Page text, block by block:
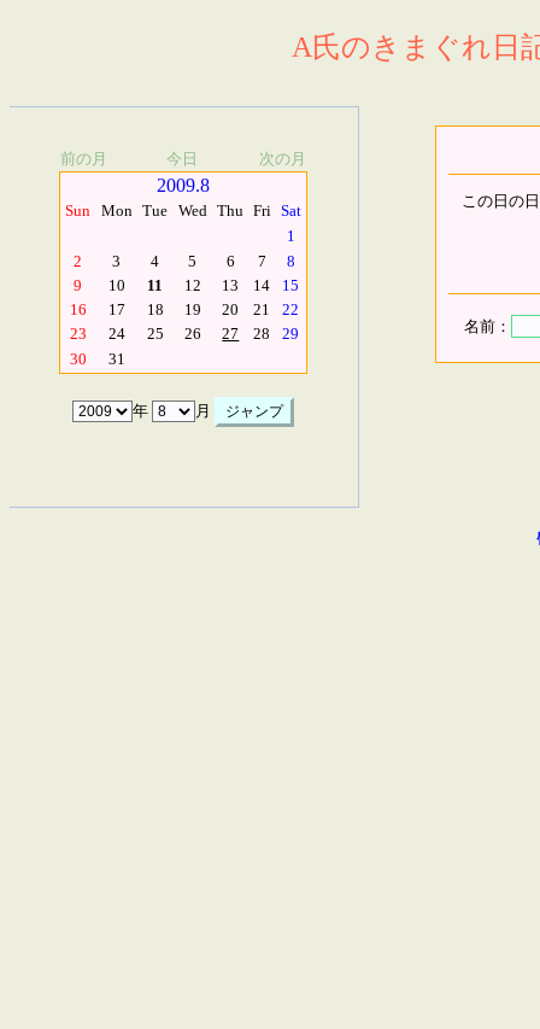
A氏のきまぐれ日
前の月 今日 次の月
2009.8
Sun Mon Tue Wed Thu Fri Sat
1
2
3 4 5 6 7
8
9
10 11 12 13 14
15
16
17 18 19 20 21
22
23
24 25 26 27 28
29
30
31
年 月
この日の
名前：